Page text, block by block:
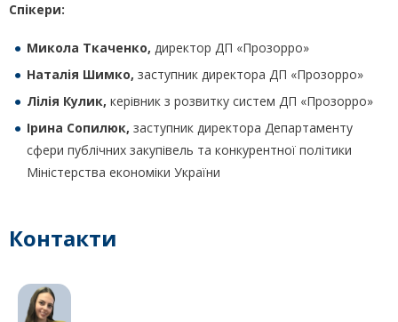
Спікери:
Микола Ткаченко, директор ДП «Прозорро»
Наталія Шимко, заступник директора ДП «Прозорро»
Лілія Кулик, керівник з розвитку систем ДП «Прозорро»
Ірина Сопилюк, заступник директора Департаменту
сфери публічних закупівель та конкурентної політики
Міністерства економіки України
Контакти